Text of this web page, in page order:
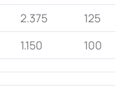
2.375
125
1.150 100